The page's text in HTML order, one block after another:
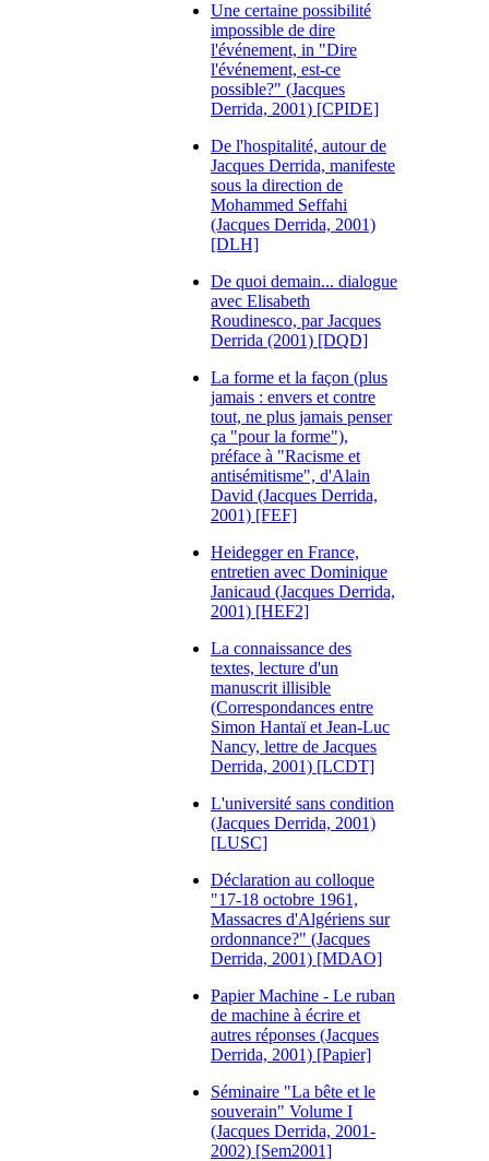
Une certaine possibilité
impossible de dire
l'événement, in "Dire
l'événement, est-ce
possible?" (Jacques
Derrida, 2001) [CPIDE]
De l'hospitalité, autour de
Jacques Derrida, manifeste
sous la direction de
Mohammed Seffahi
(Jacques Derrida, 2001)
[DLH]
De quoi demain... dialogue
avec Elisabeth
Roudinesco, par Jacques
Derrida (2001) [DQD]
La forme et la façon (plus
jamais : envers et contre
tout, ne plus jamais penser
ça "pour la forme"),
préface à "Racisme et
antisémitisme", d'Alain
David (Jacques Derrida,
2001) [FEF]
Heidegger en France,
entretien avec Dominique
Janicaud (Jacques Derrida,
2001) [HEF2]
La connaissance des
textes, lecture d'un
manuscrit illisible
(Correspondances entre
Simon Hantaï et Jean-Luc
Nancy, lettre de Jacques
Derrida, 2001) [LCDT]
L'université sans condition
(Jacques Derrida, 2001)
[LUSC]
Déclaration au colloque
"17-18 octobre 1961,
Massacres d'Algériens sur
ordonnance?" (Jacques
Derrida, 2001) [MDAO]
Papier Machine - Le ruban
de machine à écrire et
autres réponses (Jacques
Derrida, 2001) [Papier]
Séminaire "La bête et le
souverain" Volume I
(Jacques Derrida, 2001-
2002) [Sem2001]